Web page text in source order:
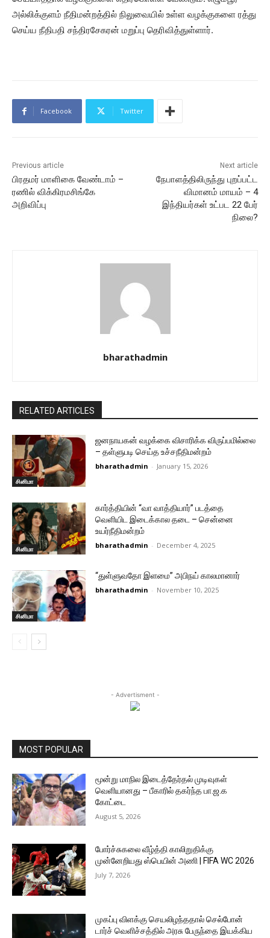
அல்லிக்குளம் நீதிமன்றத்தில் நிலுவையில் உள்ள வழக்குகளை ரத்து
செய்ய நீதிபதி சந்திரசேகரன் மறுப்பு தெரிவித்துள்ளார்.
Facebook Twitter
Previous article
பிரதமர் மாளிகை வேண்டாம் –
ரணில் விக்கிரமசிங்கே
அறிவிப்பு
Next article
நேபாளத்திலிருந்து புறப்பட்ட
விமானம் மாயம் – 4
இந்தியர்கள் உட்பட 22 பேர்
நிலை?
bharathadmin
RELATED ARTICLES
சினிமா
ஜனநாயகன் வழக்கை விசாரிக்க விருப்பமில்லை
– தள்ளுபடி செய்த உச்சநீதிமன்றம்
bharathadmin - January 15, 2026
சினிமா
கார்த்தியின் “வா வாத்தியார்” படத்தை
வெளியிட இடைக்கால தடை – சென்னை
உயர்நீதிமன்றம்
bharathadmin - December 4, 2025
சினிமா
“துள்ளுவதோ இளமை” அபிநய் காலமானார்
bharathadmin - November 10, 2025
- Advertisment -
MOST POPULAR
மூன்று மாநில இடைத்தேர்தல் முடிவுகள்
வெளியானது – பீகாரில் தகர்ந்த பா.ஜ.க
கோட்டை
August 5, 2026
போர்ச்சுகலை வீழ்த்தி காலிறுதிக்கு
முன்னேறியது ஸ்பெயின் அணி | FIFA WC 2026
July 7, 2026
முகப்பு விளக்கு செயலிழந்ததால் செல்போன்
டார்ச் வெளிச்சத்தில் அரசு பேருந்தை இயக்கிய